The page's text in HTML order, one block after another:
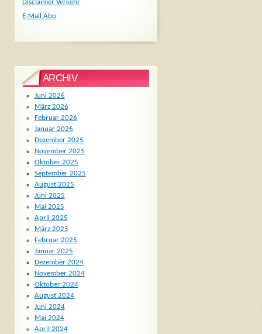
Disclaimer Verkehr
E-Mail Abo
ARCHIV
Juni 2026
März 2026
Februar 2026
Januar 2026
Dezember 2025
November 2025
Oktober 2025
September 2025
August 2025
Juni 2025
Mai 2025
April 2025
März 2025
Februar 2025
Januar 2025
Dezember 2024
November 2024
Oktober 2024
August 2024
Juni 2024
Mai 2024
April 2024